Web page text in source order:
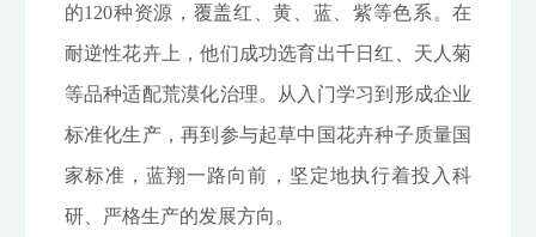
的120种资源，覆盖红、黄、蓝、紫等色系。在
耐逆性花卉上，他们成功选育出千日红、天人菊
等品种适配荒漠化治理。从入门学习到形成企业
标准化生产，再到参与起草中国花卉种子质量国
家标准，蓝翔一路向前，坚定地执行着投入科
研、严格生产的发展方向。